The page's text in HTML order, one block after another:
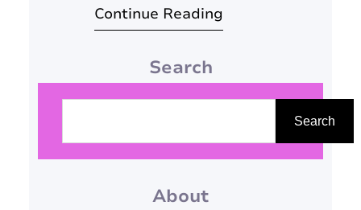
nossa pele, e as rugas são um
envelhecimento. Mas e se
recorrer a procedimentos
invasivos e dispendiosos?
Neste guia completo, vamos
Continue Reading
Search
Search
About